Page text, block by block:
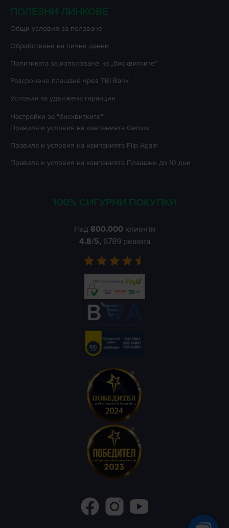
ПОЛЕЗНИ ЛИНКОВЕ
Oбщи условия за ползване
Oбработване на лични данни
Политиката за използване на „бисквитките”
Разсрочено плащане чрез TBI Bank
Условия за удължена гаранция
Настройки за "бисквитките"
Правила и условия на кампанията Genius
Правила и условия на кампанията Flip Again
Правила и условия на кампанията Плащане до 10 дни
100% СИГУРНИ ПОКУПКИ
Над 800.000 клиенти
4.8/5, 6789 ревюта